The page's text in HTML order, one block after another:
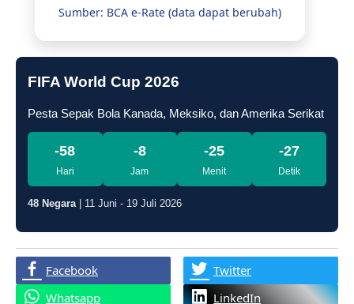
Sumber: BCA e-Rate (data dapat berubah)
FIFA World Cup 2026
Pesta Sepak Bola Kanada, Meksiko, dan Amerika Serikat
-58
Hari
-8
Jam
-25
Menit
-28
Detik
48 Negara| 11 Juni - 19 Juli 2026
Facebook
Twitter
Whatsapp
LinkedIn